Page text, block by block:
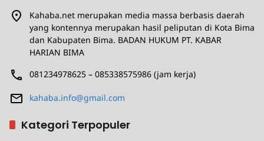
Kahaba.net merupakan media massa berbasis daerah
yang kontennya merupakan hasil peliputan di Kota Bima
dan Kabupaten Bima. BADAN HUKUM PT. KABAR
HARIAN BIMA
081234978625 – 085338575986 (jam kerja)
kahaba.info@gmail.com
Kategori Terpopuler